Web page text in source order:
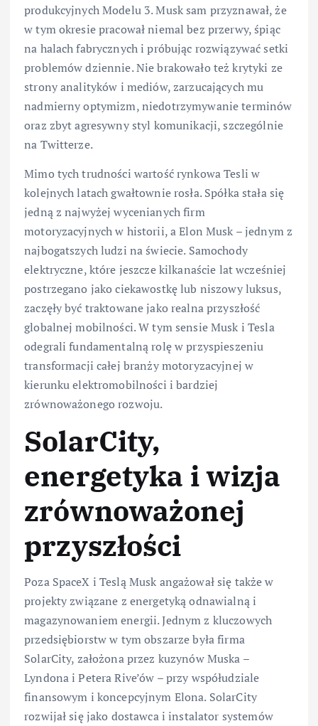
produkcyjnych Modelu 3. Musk sam przyznawał, że
w tym okresie pracował niemal bez przerwy, śpiąc
na halach fabrycznych i próbując rozwiązywać setki
problemów dziennie. Nie brakowało też krytyki ze
strony analityków i mediów, zarzucających mu
nadmierny optymizm, niedotrzymywanie terminów
oraz zbyt agresywny styl komunikacji, szczególnie
na Twitterze.
Mimo tych trudności wartość rynkowa Tesli w
kolejnych latach gwałtownie rosła. Spółka stała się
jedną z najwyżej wycenianych firm
motoryzacyjnych w historii, a Elon Musk – jednym z
najbogatszych ludzi na świecie. Samochody
elektryczne, które jeszcze kilkanaście lat wcześniej
postrzegano jako ciekawostkę lub niszowy luksus,
zaczęły być traktowane jako realna przyszłość
globalnej mobilności. W tym sensie Musk i Tesla
odegrali fundamentalną rolę w przyspieszeniu
transformacji całej branży motoryzacyjnej w
kierunku elektromobilności i bardziej
zrównoważonego rozwoju.
SolarCity,
energetyka i wizja
zrównoważonej
przyszłości
Poza SpaceX i Teslą Musk angażował się także w
projekty związane z energetyką odnawialną i
magazynowaniem energii. Jednym z kluczowych
przedsiębiorstw w tym obszarze była firma
SolarCity, założona przez kuzynów Muska –
Lyndona i Petera Rive’ów – przy współudziale
finansowym i koncepcyjnym Elona. SolarCity
rozwijał się jako dostawca i instalator systemów